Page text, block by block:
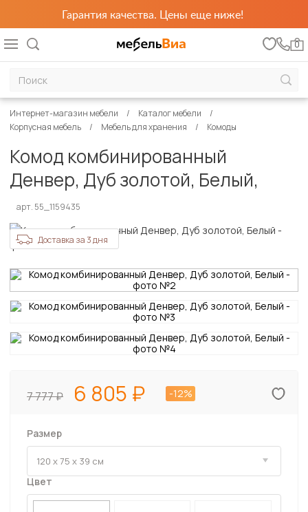
Гарантия качества. Цены еще ниже!
0
Интернет-магазин мебели
Каталог мебели
Корпусная мебель
Мебель для хранения Комоды
Комод комбинированный
Денвер, Дуб золотой, Белый,
арт. 55_1159435
Доставка за 3 дня
7 777 6 805 -12%
Размер
Цвет